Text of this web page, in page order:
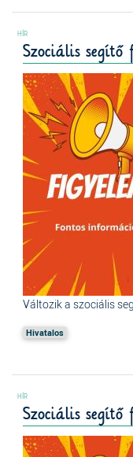
Szociális
Változik a szociális
Hivatalos
Szociális